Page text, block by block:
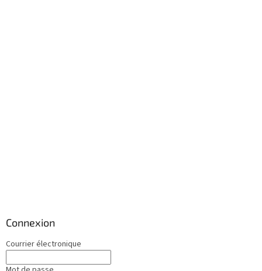
Connexion
Courrier électronique